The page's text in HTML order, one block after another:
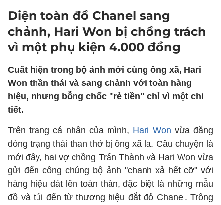
Diện toàn đồ Chanel sang
chảnh, Hari Won bị chồng trách
vì một phụ kiện 4.000 đồng
Cuất hiện trong bộ ảnh mới cùng ông xã, Hari
Won thần thái và sang chảnh với toàn hàng
hiệu, nhưng bỗng chốc "rẻ tiền" chỉ vì một chi
tiết.
Trên trang cá nhân của mình, Hari Won vừa đăng
dòng trạng thái than thở bị ông xã la. Câu chuyện là
mới đây, hai vợ chồng Trấn Thành và Hari Won vừa
gửi đến công chúng bộ ảnh "chanh xả hết cỡ" với
hàng hiệu dát lên toàn thân, đặc biệt là những mẫu
đồ và túi đến từ thương hiệu đắt đỏ Chanel. Trông